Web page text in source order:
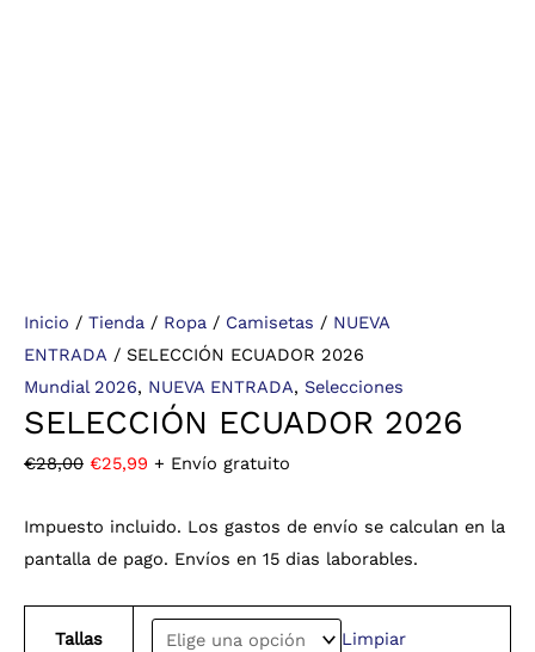
Inicio / Tienda / Ropa / Camisetas / NUEVA
ENTRADA / SELECCIÓN ECUADOR 2026
Mundial 2026, NUEVA ENTRADA, Selecciones
SELECCIÓN ECUADOR 2026
€28,00 €25,99 + Envío gratuito
Impuesto incluido. Los gastos de envío se calculan en la
pantalla de pago. Envíos en 15 dias laborables.
Tallas Limpiar